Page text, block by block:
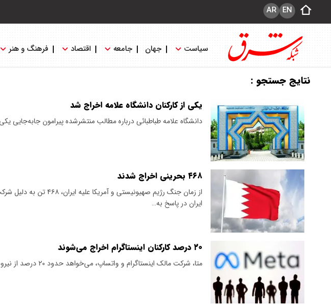
EN
AR
سیاست جهان جامعه اقتصاد فرهنگ و هنر
نتایج جستجو :
یکی از کارکنان دانشگاه علامه اخراج شد
دانشگاه علامه طباطبائی درباره مطالب منتشرشده پیرامون جابه‌جایی یکی
۴۶۸ بحرینی اخراج شدند
از زمان جنگ رژیم صهیونیستی و
ایران در پاسخ به…
۲۰ درصد کارکنان اینستاگرام اخراج می‌شوند
متا، شرکت مالک اینستاگرام و واتساپ، می‌خواهد حدود ۲۰ درصد از نیروهایش را اخراج کند.